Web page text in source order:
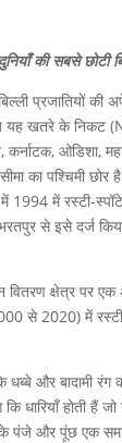
की सबसे छोटी
प्रजातियों की
यह खतरे के
ओडिशा,
का पश्चिमी
1994 में रस्टी-
से इसे दर्ज
वितरण क्षेत्र पर
से 2020) में
और बादामी रंग
धारियाँ होती हैं
पंजे और पूंछ एक